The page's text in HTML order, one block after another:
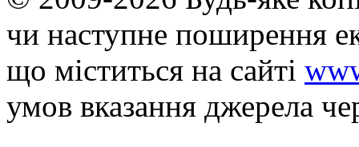
чи наступне поширення
що мiститься на сайті
умов вказання джерела